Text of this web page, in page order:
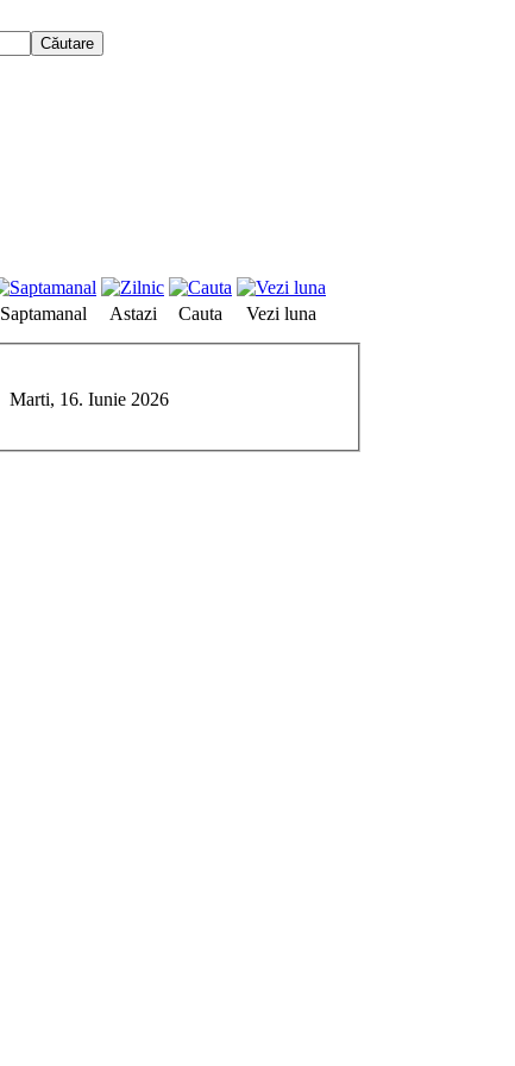
Saptamanal Astazi Cauta
Vezi luna
Marti, 16. Iunie 2026